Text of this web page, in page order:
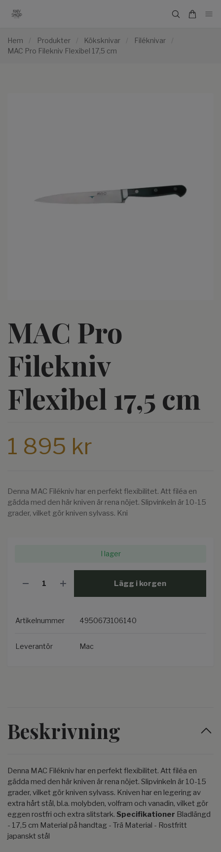
Hem / Produkter / Köksknivar / Filéknivar
/
MAC Pro Filekniv Flexibel 17,5 cm
MAC Pro
Filekniv
Flexibel 17,5 cm
1 895 kr
Denna MAC Filékniv har en perfekt flexibilitet. Att filéa en
gädda med den här kniven är rena nöjet. Slipvinkeln är 10-15
grader, vilket gör kniven sylvass. Kni
I lager
Lägg i korgen
Artikelnummer 4950673106140
Leverantör Mac
Beskrivning
Denna MAC Filékniv har en perfekt flexibilitet. Att filéa en
gädda med den här kniven är rena nöjet. Slipvinkeln är 10-15
grader, vilket gör kniven sylvass. Kniven har en legering av
extra hårt stål, bl.a. molybden, volfram och vanadin, vilket gör
eggen rostfri och extra slitstark. Specifikationer Bladlängd
- 17,5 cm Material på handtag - Trä Material - Rostfritt
japanskt stål